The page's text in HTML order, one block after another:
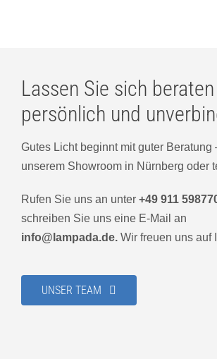
Lassen Sie sich
persönlich und
Gutes Licht beginnt mit guter Beratung
unserem Showroom in Nürnberg oder
Rufen Sie uns an unter +49 911
schreiben Sie uns eine E-Mail an
info@lampada.de. Wir freuen uns auf
UNSER TEAM